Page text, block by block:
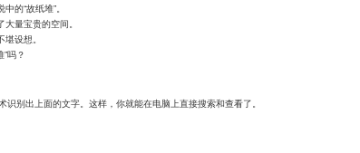
的“故纸堆”。
量宝贵的空间。
设想。
吗？
别出上面的文字。这样，你就能在电脑上直接搜索和查看了。